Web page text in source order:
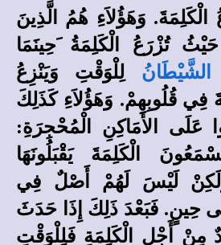
الْكَلِمَةَ. وَهَؤُلاَءِ هُمُ الَّذِينَ
تُزْرَعُ الْكَلِمَةُ َحِينَمَا
الشَّيْطَانُ لِلْوَقْتِ وَيَنْزِعُ
فِي قُلُوبِهِمْ. وَهَؤُلاَءِ كَذَلِكَ
عَلَى الأَمَاكِنِ الْمُحْجِرَةِ:
الْكَلِمَةَ يَقْبَلُونَهَا
لَيْسَ لَهُمْ أَصْلٌ فِي
حِينٍ. فَبَعْدَ ذَلِكَ إِذَا حَدَثَ
مِنْ أَجْلِ الْكَلِمَةِ فَلِلْوَقْتِ